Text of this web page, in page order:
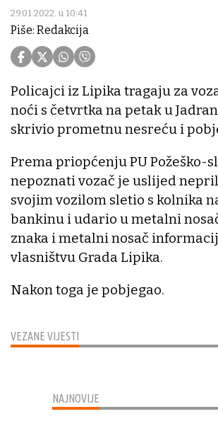
29.01.2022. u 10:41
Piše: Redakcija
VEZANE VIJESTI
Policajci iz Lipika tragaju za
noći s četvrtka na petak u
skrivio prometnu nesreću i
Prema priopćenju PU Požeško-
nepoznati vozač je uslijed
svojim vozilom sletio s kolnika
bankinu i udario u metalni
znaka i metalni nosač
vlasništvu Grada Lipika.
Nakon toga je pobjegao.
NAJNOVIJE